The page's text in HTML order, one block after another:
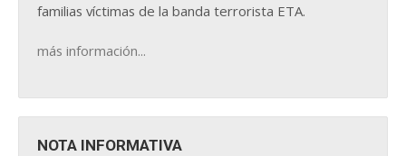
familias víctimas de la banda terrorista ETA.
más información...
NOTA INFORMATIVA